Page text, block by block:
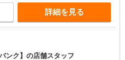
可能（規程有）★ ゜・。○。・゜
・゜+゜
詳細を見る
ンク】の店舗スタッフ